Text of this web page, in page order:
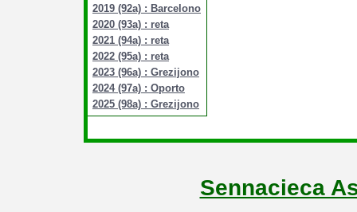
2019 (92a) : Barcelono
2020 (93a) : reta
2021 (94a) : reta
2022 (95a) : reta
2023 (96a) : Grezijono
2024 (97a) : Oporto
2025 (98a) : Grezijono
Sennacieca